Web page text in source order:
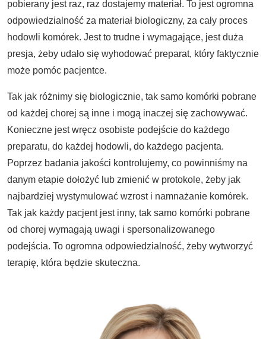
pobierany jest raz, raz dostajemy materiał. To jest ogromna
odpowiedzialność za materiał biologiczny, za cały proces
hodowli komórek. Jest to trudne i wymagające, jest duża
presja, żeby udało się wyhodować preparat, który faktycznie
może pomóc pacjentce.
Tak jak różnimy się biologicznie, tak samo komórki pobrane
od każdej chorej są inne i mogą inaczej się zachowywać.
Konieczne jest wręcz osobiste podejście do każdego
preparatu, do każdej hodowli, do każdego pacjenta.
Poprzez badania jakości kontrolujemy, co powinniśmy na
danym etapie dołożyć lub zmienić w protokole, żeby jak
najbardziej wystymulować wzrost i namnażanie komórek.
Tak jak każdy pacjent jest inny, tak samo komórki pobrane
od chorej wymagają uwagi i spersonalizowanego
podejścia. To ogromna odpowiedzialność, żeby wytworzyć
terapię, która będzie skuteczna.